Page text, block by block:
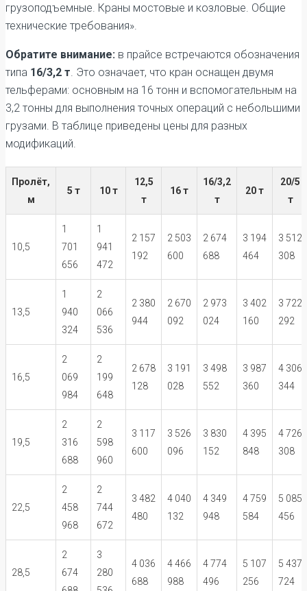
грузоподъемные. Краны мостовые и козловые. Общие
технические требования».
Обратите внимание: в прайсе встречаются обозначения
типа 16/3,2 т . Это означает, что кран оснащен двумя
тельферами: основным на 16 тонн и вспомогательным на
3,2 тонны для выполнения точных операций с небольшими
грузами. В таблице приведены цены для разных
модификаций.
Пролёт,
м
5 т 10 т
12,5
т
16 т
16/3,2
т
20 т
20/5
т
10,5
1
701
656
1
941
472
2 157
192
2 503
600
2 674
688
3 194
464
3 512
308
13,5
1
940
324
2
066
536
2 380
944
2 670
092
2 973
024
3 402
160
3 722
292
16,5
2
069
984
2
199
648
2 678
128
3 191
028
3 498
552
3 987
360
4 306
344
19,5
2
316
688
2
598
960
3 117
600
3 526
096
3 830
152
4 395
848
4 726
308
22,5
2
458
968
2
744
672
3 482
480
4 040
132
4 349
948
4 759
584
5 085
456
28,5
2
674
3
280
4 036
688
4 466
988
4 774
496
5 107
256
5 437
724